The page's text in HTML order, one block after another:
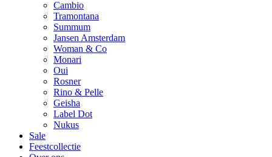
Cambio
Tramontana
Summum
Jansen Amsterdam
Woman & Co
Monari
Oui
Rosner
Rino & Pelle
Geisha
Label Dot
Nukus
Sale
Feestcollectie